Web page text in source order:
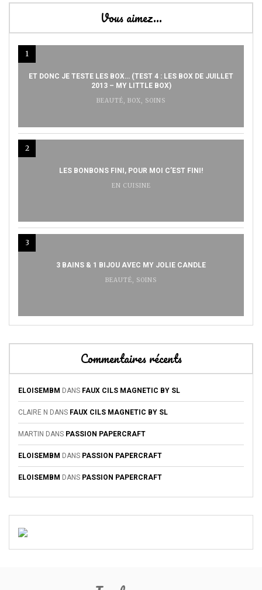
Vous aimez…
1
ET DONC JE TESTE LES BOX… (TEST 4 : LES BOX DE JUILLET
2013 – MY LITTLE BOX)
BEAUTÉ, BOX, SOINS
2
LES BONBONS FINI, POUR MOI C’EST FINI!
EN CUISINE
3
3 BAINS & 1 BIJOU AVEC MY JOLIE CANDLE
BEAUTÉ, SOINS
Commentaires récents
ELOISEMBM DANS FAUX CILS MAGNETIC BY SL
CLAIRE N DANS FAUX CILS MAGNETIC BY SL
MARTIN DANS PASSION PAPERCRAFT
ELOISEMBM DANS PASSION PAPERCRAFT
ELOISEMBM DANS PASSION PAPERCRAFT